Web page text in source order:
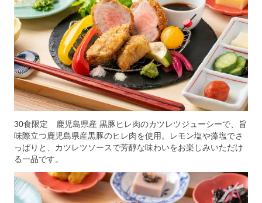
30食限定 鹿児島県産 黒豚ヒレ肉のカツレツジューシーで、旨
味際立つ鹿児島県産黒豚のヒレ肉を使用。レモン塩や藻塩でさ
っぱりと、カツレツソースで芳醇な味わいをお楽しみいただけ
る一品です。